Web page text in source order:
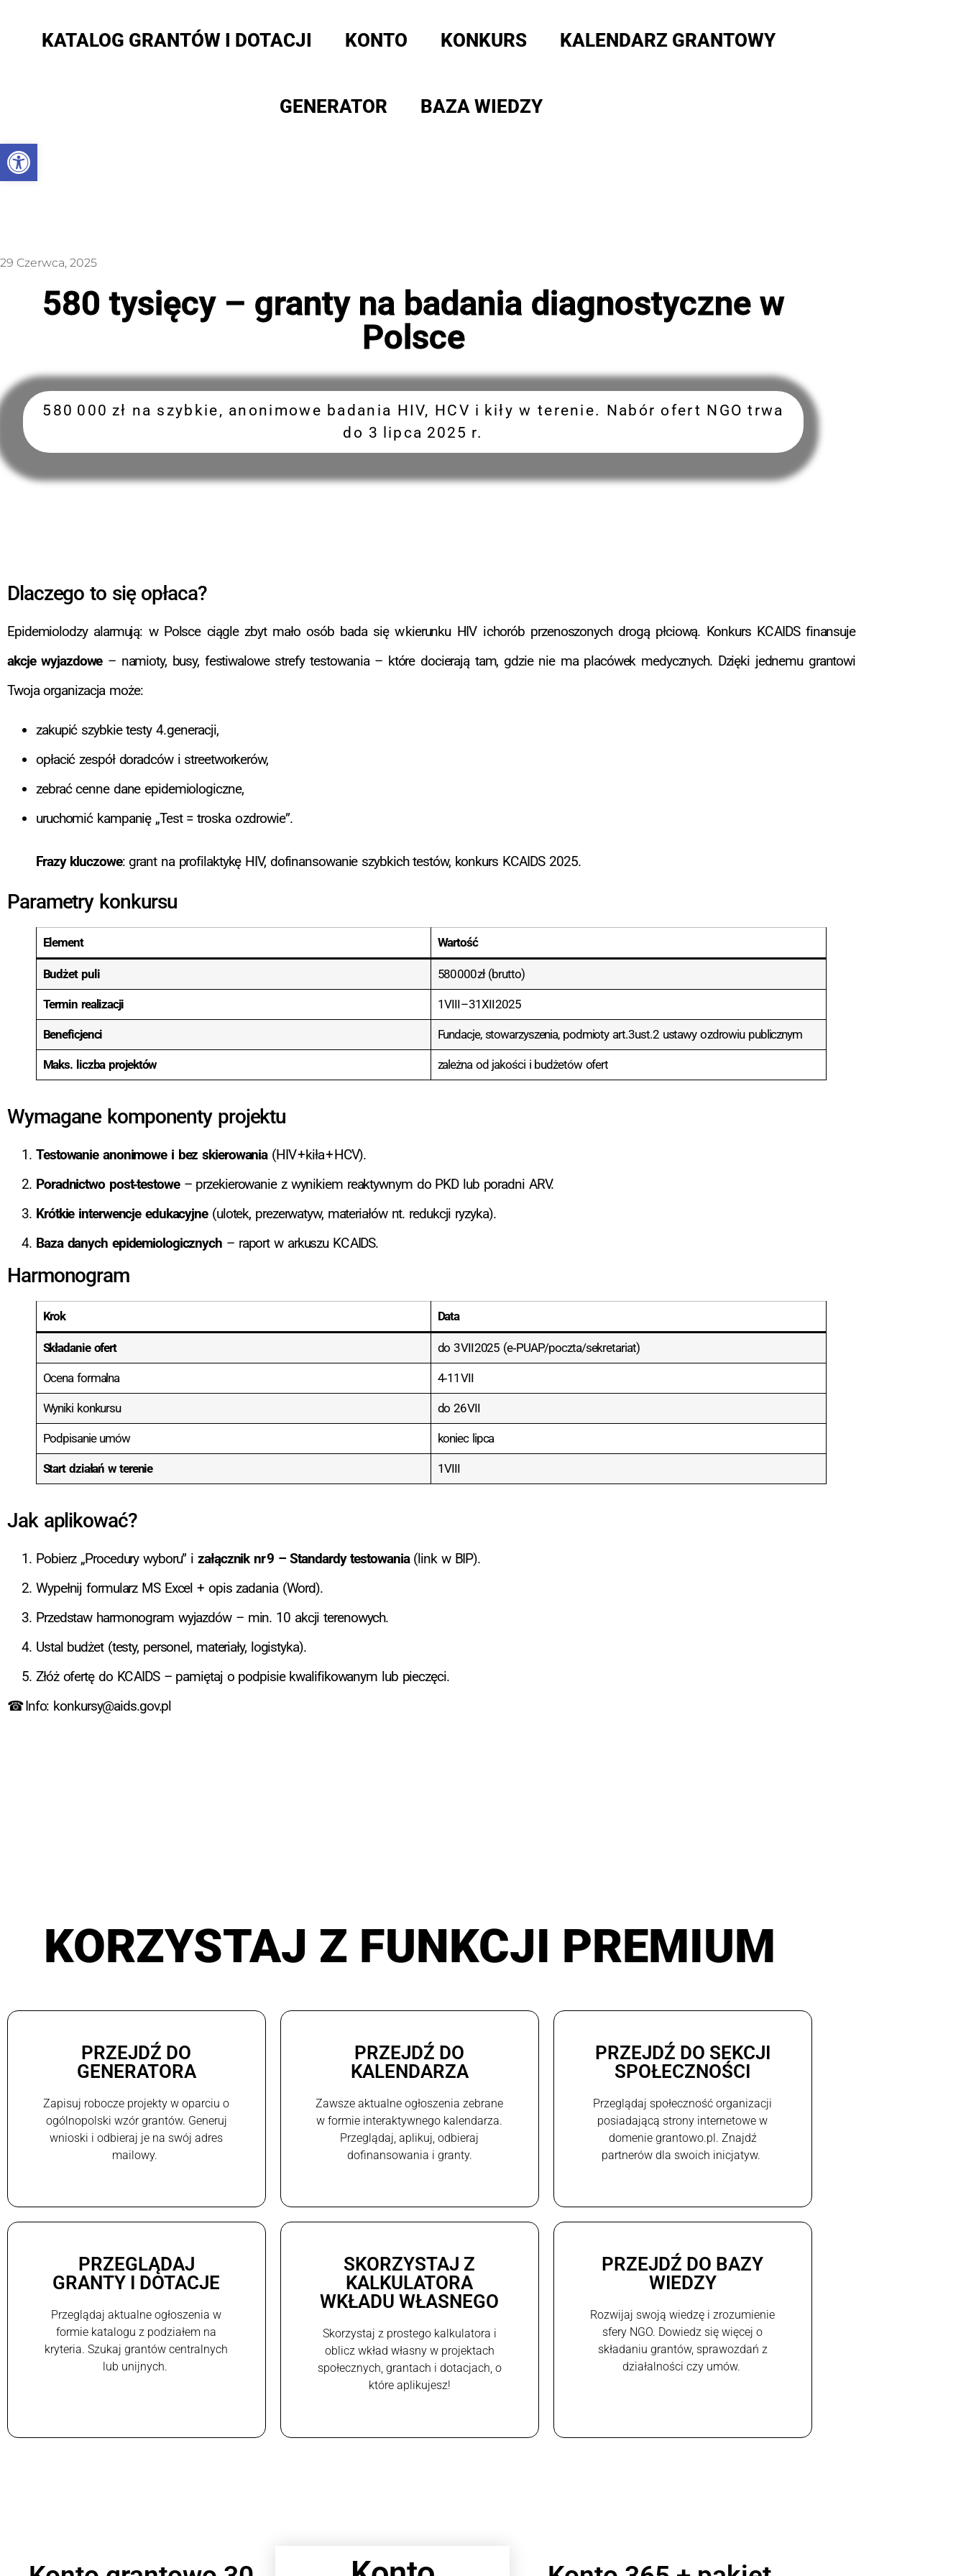
Otwórz pasek narzędzi
KATALOG GRANTÓW I DOTACJI KONTO KONKURS KALENDARZ GRANTOWY
GENERATOR BAZA WIEDZY
29 Czerwca, 2025
580 tysięcy – granty na badania diagnostyczne w
Polsce
580 000 zł na szybkie, anonimowe badania HIV, HCV i kiły w terenie. Nabór ofert NGO trwa
do 3 lipca 2025 r.
Dlaczego to się opłaca?
Epidemiolodzy alarmują: w Polsce ciągle zbyt mało osób bada się w kierunku HIV i chorób przenoszonych drogą płciową. Konkurs KC AIDS finansuje
akcje wyjazdowe– namioty, busy, festiwalowe strefy testowania – które docierają tam, gdzie nie ma placówek medycznych. Dzięki jednemu grantowi
Twoja organizacja może:
zakupić szybkie testy 4. generacji,
opłacić zespół doradców i streetworkerów,
zebrać cenne dane epidemiologiczne,
uruchomić kampanię „Test = troska o zdrowie”.
Frazy kluczowe: grant na profilaktykę HIV, dofinansowanie szybkich testów, konkurs KC AIDS 2025.
Parametry konkursu
Element Wartość
Budżet puli 580 000 zł (brutto)
Termin realizacji 1 VIII – 31 XII 2025
Beneficjenci Fundacje, stowarzyszenia, podmioty art. 3 ust. 2 ustawy o zdrowiu publicznym
Maks. liczba projektów zależna od jakości i budżetów ofert
Wymagane komponenty projektu
Testowanie anonimowe i bez skierowania(HIV + kiła + HCV).
Poradnictwo post‑testowe– przekierowanie z wynikiem reaktywnym do PKD lub poradni ARV.
Krótkie interwencje edukacyjne(ulotek, prezerwatyw, materiałów nt. redukcji ryzyka).
Baza danych epidemiologicznych – raport w arkuszu KC AIDS.
Harmonogram
Krok Data
Składanie ofert do 3 VII 2025 (e‑PUAP/poczta/sekretariat)
Ocena formalna 4‑11 VII
Wyniki konkursu do 26 VII
Podpisanie umów koniec lipca
Start działań w terenie 1 VIII
Jak aplikować?
Pobierz „Procedury wyboru” izałącznik nr 9 – Standardy testowania(link w BIP).
Wypełnij formularz MS Excel + opis zadania (Word).
Przedstaw harmonogram wyjazdów – min. 10 akcji terenowych.
Ustal budżet (testy, personel, materiały, logistyka).
Złóż ofertę do KC AIDS – pamiętaj o podpisie kwalifikowanym lub pieczęci.
☎ Info: konkursy@aids.gov.pl
KORZYSTAJ Z FUNKCJI PREMIUM
PRZEJDŹ DO
GENERATORA
Zapisuj robocze projekty w oparciu o
ogólnopolski wzór grantów. Generuj
wnioski i odbieraj je na swój adres
mailowy.
PRZEJDŹ DO
KALENDARZA
Zawsze aktualne ogłoszenia zebrane
w formie interaktywnego kalendarza.
Przeglądaj, aplikuj, odbieraj
dofinansowania i granty.
PRZEJDŹ DO SEKCJI
SPOŁECZNOŚCI
Przeglądaj społeczność organizacji
posiadającą strony internetowe w
domenie grantowo.pl. Znajdź
partnerów dla swoich inicjatyw.
PRZEGLĄDAJ
GRANTY I DOTACJE
Przeglądaj aktualne ogłoszenia w
formie katalogu z podziałem na
kryteria. Szukaj grantów centralnych
lub unijnych.
SKORZYSTAJ Z
KALKULATORA
WKŁADU WŁASNEGO
Skorzystaj z prostego kalkulatora i
oblicz wkład własny w projektach
społecznych, grantach i dotacjach, o
które aplikujesz!
PRZEJDŹ DO BAZY
WIEDZY
Rozwijaj swoją wiedzę i zrozumienie
sfery NGO. Dowiedz się więcej o
składaniu grantów, sprawozdań z
działalności czy umów.